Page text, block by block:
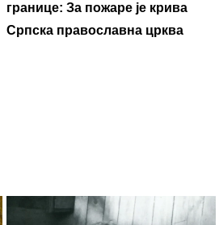
границе: За пожаре је крива
Српска православна црква